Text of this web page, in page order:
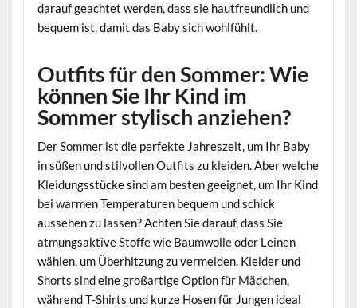
darauf geachtet werden, dass sie hautfreundlich und
bequem ist, damit das Baby sich wohlfühlt.
Outfits für den Sommer: Wie
können Sie Ihr Kind im
Sommer stylisch anziehen?
Der Sommer ist die perfekte Jahreszeit, um Ihr Baby
in süßen und stilvollen Outfits zu kleiden. Aber welche
Kleidungsstücke sind am besten geeignet, um Ihr Kind
bei warmen Temperaturen bequem und schick
aussehen zu lassen? Achten Sie darauf, dass Sie
atmungsaktive Stoffe wie Baumwolle oder Leinen
wählen, um Überhitzung zu vermeiden. Kleider und
Shorts sind eine großartige Option für Mädchen,
während T-Shirts und kurze Hosen für Jungen ideal